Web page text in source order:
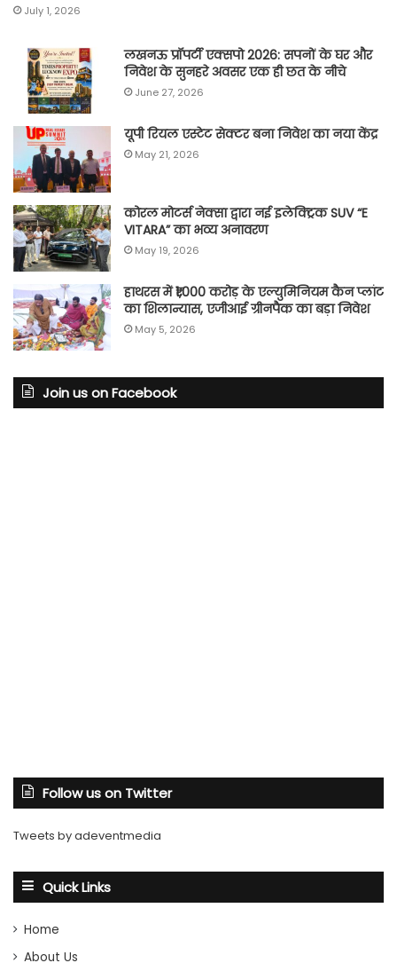
July 1, 2026
लखनऊ प्रॉपर्टी एक्सपो 2026: सपनों के घर और
निवेश के सुनहरे अवसर एक ही छत के नीचे
June 27, 2026
यूपी रियल एस्टेट सेक्टर बना निवेश का नया केंद्र
May 21, 2026
कोरल मोटर्स नेक्सा द्वारा नई इलेक्ट्रिक SUV “E
VITARA” का भव्य अनावरण
May 19, 2026
हाथरस में ₹1,000 करोड़ के एल्युमिनियम कैन प्लांट
का शिलान्यास, एजीआई ग्रीनपैक का बड़ा निवेश
May 5, 2026
Join us on Facebook
Follow us on Twitter
Tweets by adeventmedia
Quick Links
Home
About Us